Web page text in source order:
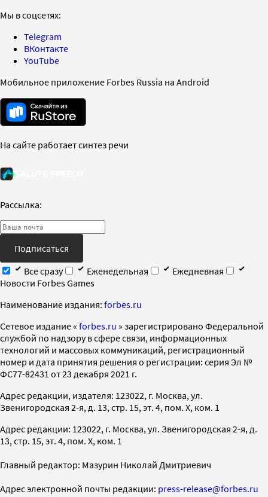
Мы в соцсетях:
Telegram
ВКонтакте
YouTube
Мобильное приложение Forbes Russia на Android
На сайте работает синтез речи
Рассылка:
Подписаться
Все сразу
Еженедельная
Ежедневная
Новости Forbes Games
Наименование издания: forbes.ru
Cетевое издание « forbes.ru » зарегистрировано Федеральной
службой по надзору в сфере связи, информационных
технологий и массовых коммуникаций, регистрационный
номер и дата принятия решения о регистрации: серия Эл №
ФС77-82431 от 23 декабря 2021 г.
Адрес редакции, издателя: 123022, г. Москва, ул.
Звенигородская 2-я, д. 13, стр. 15, эт. 4, пом. X, ком. 1
Адрес редакции: 123022, г. Москва, ул. Звенигородская 2-я, д.
13, стр. 15, эт. 4, пом. X, ком. 1
Главный редактор: Мазурин Николай Дмитриевич
Адрес электронной почты редакции: press-release@forbes.ru